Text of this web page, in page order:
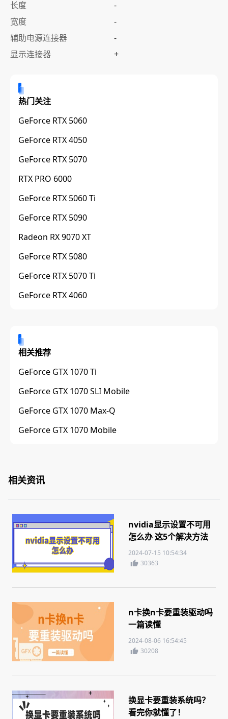
长度
-
宽度
-
辅助电源连接器
-
显示连接器
+
热门关注
GeForce RTX 5060
GeForce RTX 4050
GeForce RTX 5070
RTX PRO 6000
GeForce RTX 5060 Ti
GeForce RTX 5090
Radeon RX 9070 XT
GeForce RTX 5080
GeForce RTX 5070 Ti
GeForce RTX 4060
相关推荐
GeForce GTX 1070 Ti
GeForce GTX 1070 SLI Mobile
GeForce GTX 1070 Max-Q
GeForce GTX 1070 Mobile
相关资讯
nvidia显示设置不可用
怎么办 这5个解决方法
你需要知道
2024-07-15 10:54:34
30363
n卡换n卡要重装驱动吗
一篇读懂
2024-08-06 16:54:45
30208
换显卡要重装系统吗？
看完你就懂了！